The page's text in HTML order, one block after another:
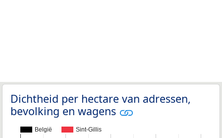
Dichtheid per hectare van adressen,
bevolking en wagens
België Sint-Gillis